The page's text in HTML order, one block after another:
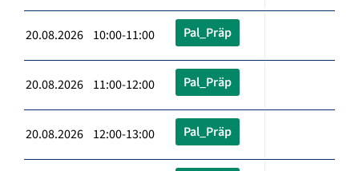
20.08.2026 10:00-11:00 Pal_Präp
20.08.2026 11:00-12:00 Pal_Präp
20.08.2026 12:00-13:00 Pal_Präp